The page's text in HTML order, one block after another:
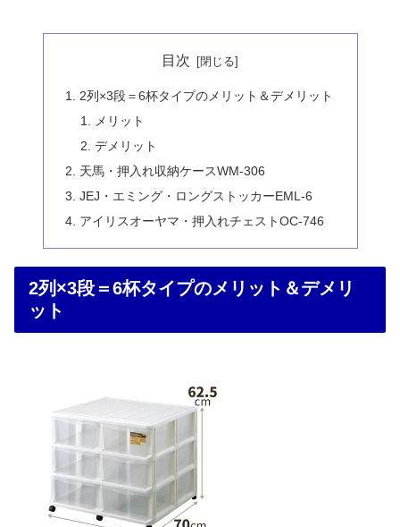
目次
2列×3段＝6杯タイプのメリット＆デメリット
メリット
デメリット
天馬・押入れ収納ケースWM-306
JEJ・エミング・ロングストッカーEML-6
アイリスオーヤマ・押入れチェストOC-746
2列×3段＝6杯タイプのメリット＆デメリ
ット